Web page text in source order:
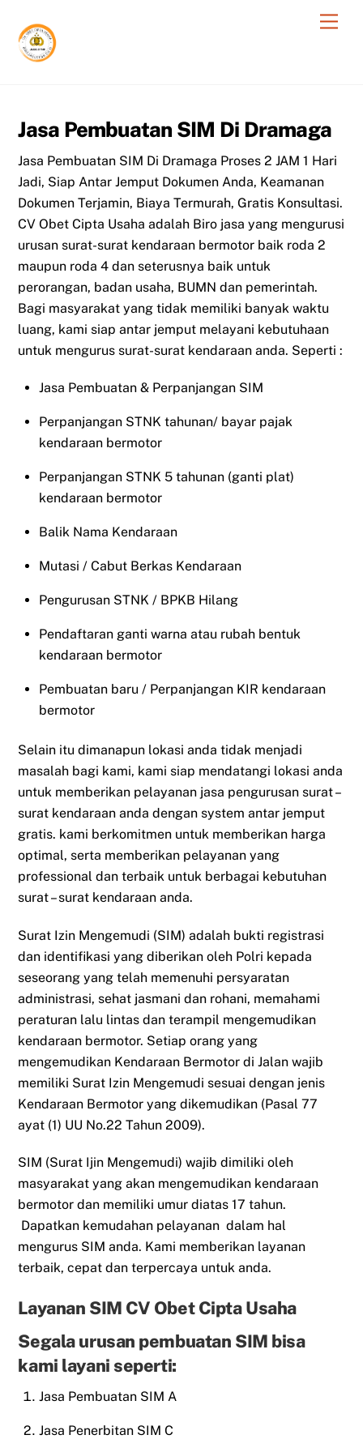
content
Jasa Pembuatan SIM Di Dramaga
Jasa Pembuatan SIM Di Dramaga Proses 2 JAM 1 Hari
Jadi, Siap Antar Jemput Dokumen Anda, Keamanan
Dokumen Terjamin, Biaya Termurah, Gratis Konsultasi.
CV Obet Cipta Usaha adalah Biro jasa yang mengurusi
urusan surat-surat kendaraan bermotor baik roda 2
maupun roda 4 dan seterusnya baik untuk
perorangan, badan usaha, BUMN dan pemerintah.
Bagi masyarakat yang tidak memiliki banyak waktu
luang, kami siap antar jemput melayani kebutuhaan
untuk mengurus surat-surat kendaraan anda. Seperti :
Jasa Pembuatan & Perpanjangan SIM
Perpanjangan STNK tahunan/ bayar pajak
kendaraan bermotor
Perpanjangan STNK 5 tahunan (ganti plat)
kendaraan bermotor
Balik Nama Kendaraan
Mutasi / Cabut Berkas Kendaraan
Pengurusan STNK / BPKB Hilang
Pendaftaran ganti warna atau rubah bentuk
kendaraan bermotor
Pembuatan baru / Perpanjangan KIR kendaraan
bermotor
Selain itu dimanapun lokasi anda tidak menjadi
masalah bagi kami, kami siap mendatangi lokasi anda
untuk memberikan pelayanan jasa pengurusan surat –
surat kendaraan anda dengan system antar jemput
gratis. kami berkomitmen untuk memberikan harga
optimal, serta memberikan pelayanan yang
professional dan terbaik untuk berbagai kebutuhan
surat – surat kendaraan anda.
Surat Izin Mengemudi (SIM) adalah bukti registrasi
dan identifikasi yang diberikan oleh Polri kepada
seseorang yang telah memenuhi persyaratan
administrasi, sehat jasmani dan rohani, memahami
peraturan lalu lintas dan terampil mengemudikan
kendaraan bermotor. Setiap orang yang
mengemudikan Kendaraan Bermotor di Jalan wajib
memiliki Surat Izin Mengemudi sesuai dengan jenis
Kendaraan Bermotor yang dikemudikan (Pasal 77
ayat (1) UU No.22 Tahun 2009).
SIM (Surat Ijin Mengemudi) wajib dimiliki oleh
masyarakat yang akan mengemudikan kendaraan
bermotor dan memiliki umur diatas 17 tahun.
Dapatkan kemudahan pelayanan dalam hal
mengurus SIM anda. Kami memberikan layanan
terbaik, cepat dan terpercaya untuk anda.
Layanan SIM CV Obet Cipta Usaha
Segala urusan pembuatan SIM bisa
kami layani seperti:
Jasa Pembuatan SIM A
Jasa Penerbitan SIM C